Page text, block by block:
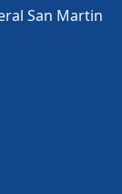
San Martin